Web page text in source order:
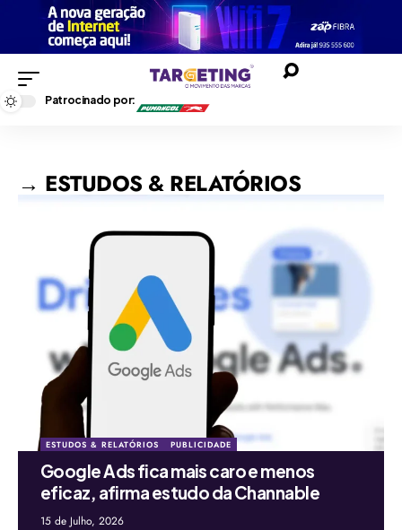
Patrocinado por:
→ ESTUDOS & RELATÓRIOS
ESTUDOS & RELATÓRIOS PUBLICIDADE
Google Ads fica mais caro e menos
eficaz, afirma estudo da Channable
15 de Julho, 2026